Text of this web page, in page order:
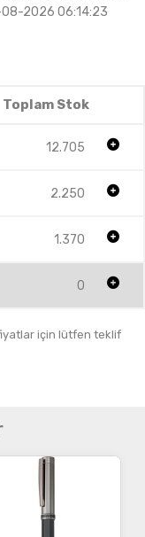
08-2026 06:14:23
Toplam Stok
12.705
2.250
1.370
0
fiyatlar için lütfen teklif